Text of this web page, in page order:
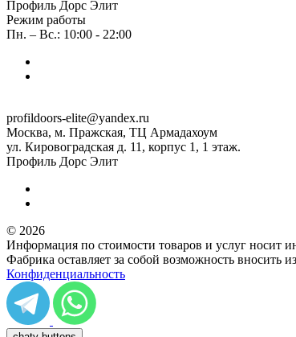
Профиль Дорс Элит
Режим работы
Пн. – Вс.: 10:00 - 22:00
profildoors-elite@yandex.ru
Москва, м. Пражская, ТЦ Армадахоум
ул. Кировоградская д. 11, корпус 1, 1 этаж.
Профиль Дорс Элит
© 2026
Информация по стоимости товаров и услуг носит
Фабрика оставляет за собой возможность вносить
Конфиденциальность